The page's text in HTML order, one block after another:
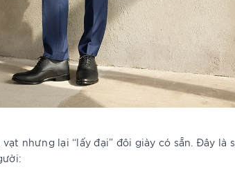
nhưng lại “lấy đại” đôi giày có sẵn. Đây